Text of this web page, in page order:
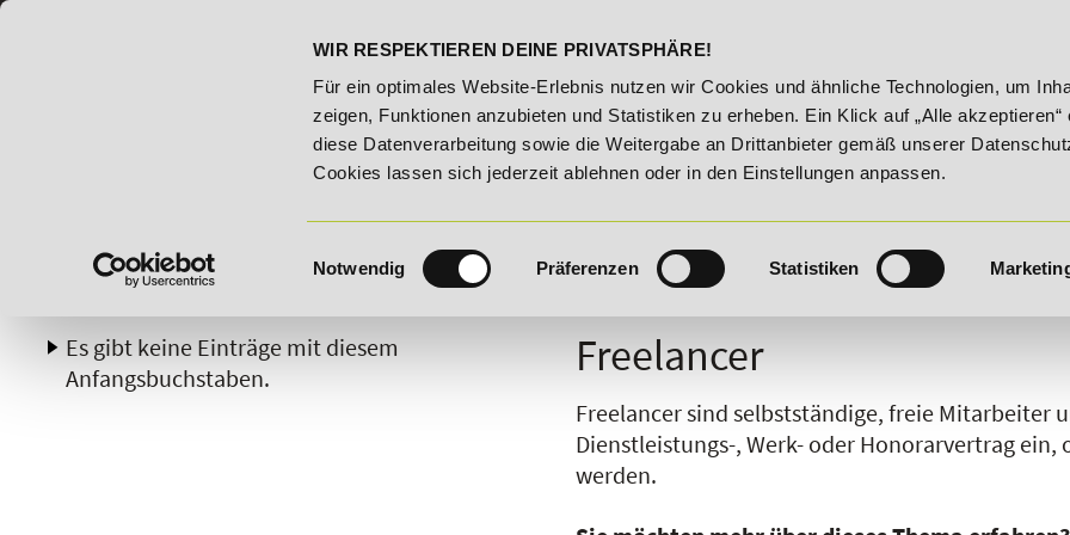
WIR RESPEKTIEREN DEINE PRIVATSPHÄRE!
Für ein optimales Website-Erlebnis nutzen wir Cookies und ähnliche Technologien, um
zeigen, Funktionen anzubieten und Statistiken zu erheben. Ein Klick auf „Alle akzeptieren“
diese Datenverarbeitung sowie die Weitergabe an Drittanbieter gemäß unserer
Cookies lassen sich jederzeit ablehnen oder in den Einstellungen anpassen.
Einwilligungsauswahl
Notwendig Präferenzen Statistiken
20% Rabatt bis 03.09.2026 - Bildungsroute! 20% Rabatt bis 03.09.2026 - Bildungsroute!
B C G H K L O P
Freelancer
Freelancer sind selbstständige, freie Mitarbeiter
Dienstleistungs-, Werk- oder Honorarvertrag
werden.
Es gibt keine Einträge mit diesem
Anfangsbuchstaben.